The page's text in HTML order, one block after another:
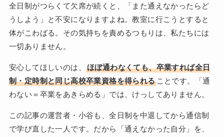
全日制がつらくて欠席が続くと、「また通えなかったらど
うしよう」と不安になりますよね。教室に行こうとすると
体がこわばる。その気持ちを責めるつもりは、私たちには
一切ありません。
安心してほしいのは、
ほぼ通わなくても、卒業すれば全日
制・定時制と同じ高校卒業資格を得られることです。「通
わない＝卒業をあきらめる」では、けっしてありません。
この記事の運営者・小谷も、全日制を中退してから通信制
で学び直した一人です。だから「通えなかった自分」を、